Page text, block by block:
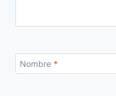
Nombre *